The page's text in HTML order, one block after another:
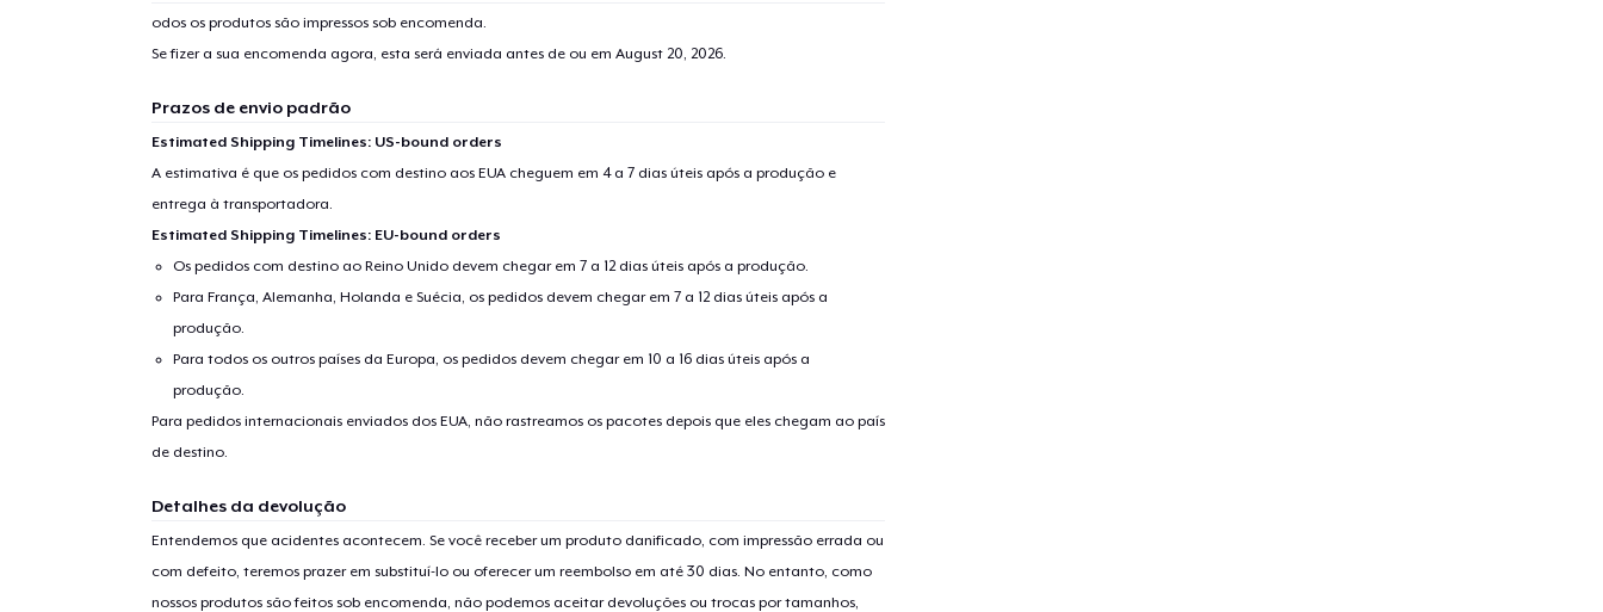
odos os produtos são impressos sob encomenda.
Se fizer a sua encomenda agora, esta será enviada antes de ou em August 20, 2026.
Prazos de envio padrão
Estimated Shipping Timelines: US-bound orders
A estimativa é que os pedidos com destino aos EUA cheguem em 4 a 7 dias úteis após a produção e
entrega à transportadora.
Estimated Shipping Timelines: EU-bound orders
Os pedidos com destino ao Reino Unido devem chegar em 7 a 12 dias úteis após a produção.
Para França, Alemanha, Holanda e Suécia, os pedidos devem chegar em 7 a 12 dias úteis após a
produção.
Para todos os outros países da Europa, os pedidos devem chegar em 10 a 16 dias úteis após a
produção.
Para pedidos internacionais enviados dos EUA, não rastreamos os pacotes depois que eles chegam ao país
de destino.
Detalhes da devolução
Entendemos que acidentes acontecem. Se você receber um produto danificado, com impressão errada ou
com defeito, teremos prazer em substituí-lo ou oferecer um reembolso em até 30 dias. No entanto, como
nossos produtos são feitos sob encomenda, não podemos aceitar devoluções ou trocas por tamanhos,